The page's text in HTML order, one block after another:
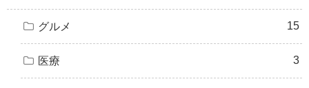
グルメ 15
医療 3